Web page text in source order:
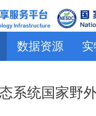
数据资源
系统国家野